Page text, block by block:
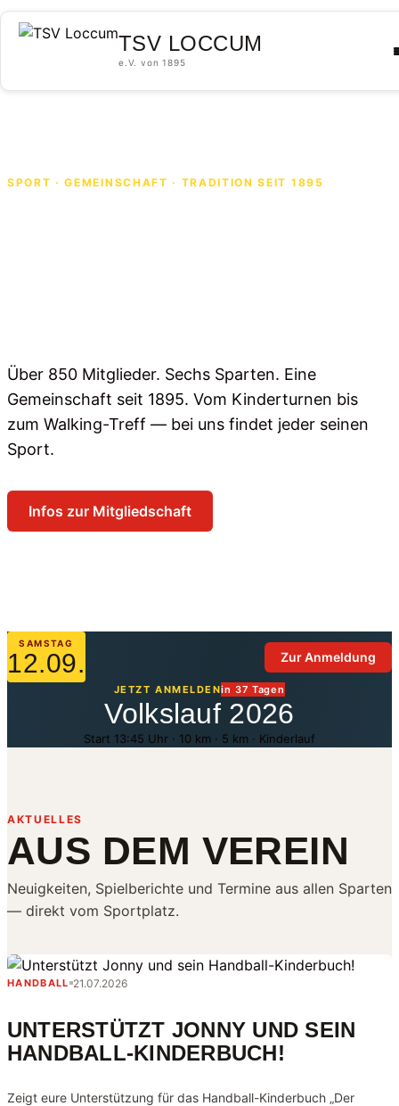
Skip to content
TSV LOCCUM
e.V. von 1895
SPORT · GEMEINSCHAFT · TRADITION SEIT 1895
Über 850 Mitglieder. Sechs Sparten. Eine
Gemeinschaft seit 1895. Vom Kinderturnen bis
zum Walking-Treff — bei uns findet jeder seinen
Sport.
Infos zur Mitgliedschaft
SAMSTAG
12.09. Zur Anmeldung
JETZT ANMELDENin 37 Tagen
Volkslauf 2026
Start 13:45 Uhr · 10 km · 5 km · Kinderlauf
AKTUELLES
AUS DEM VEREIN
Neuigkeiten, Spielberichte und Termine aus allen Sparten
— direkt vom Sportplatz.
HANDBALL 21.07.2026
UNTERSTÜTZT JONNY UND SEIN
HANDBALL-KINDERBUCH!
Zeigt eure Unterstützung für das Handball-Kinderbuch „Der